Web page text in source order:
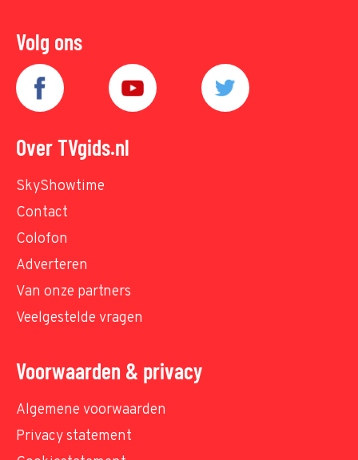
Volg ons
Over TVgids.nl
SkyShowtime
Contact
Colofon
Adverteren
Van onze partners
Veelgestelde vragen
Voorwaarden & privacy
Algemene voorwaarden
Privacy statement